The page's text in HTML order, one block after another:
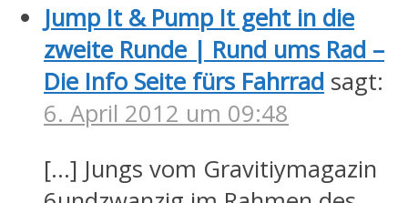
Jump It & Pump It geht in die
zweite Runde | Rund ums Rad –
Die Info Seite fürs Fahrrad sagt:
6. April 2012 um 09:48
[…] Jungs vom Gravitiymagazin